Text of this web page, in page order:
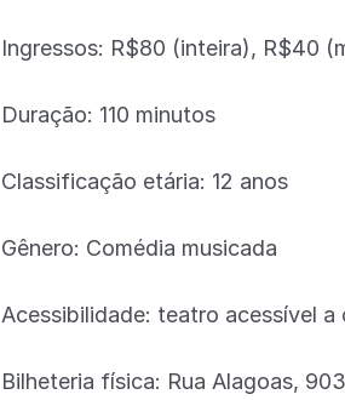
Ingressos: R$80 (inteira), R$40
Duração: 110 minutos
Classificação etária: 12 anos
Gênero: Comédia musicada
Acessibilidade: teatro acessível
Bilheteria física: Rua Alagoas,